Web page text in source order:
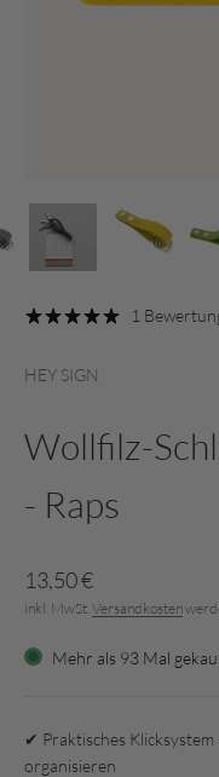
1
HEY SIGN
Wollfilz-
- Raps
Angebot
13,50 €
inkl. MwSt.Versandkosten
Mehr als 93 Mal
✔ Praktisches Klicksystem
organisieren